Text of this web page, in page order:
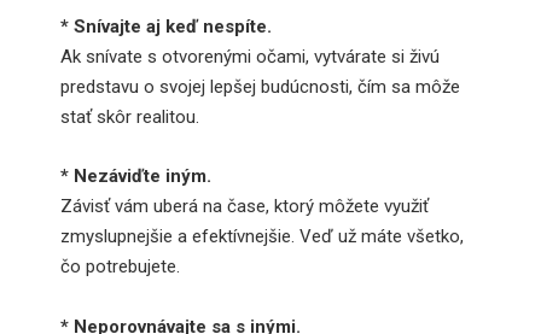
* Snívajte aj keď nespíte.
Ak snívate s otvorenými očami, vytvárate si živú
predstavu o svojej lepšej budúcnosti, čím sa môže
stať skôr realitou.
* Nezáviďte iným.
Závisť vám uberá na čase, ktorý môžete využiť
zmyslupnejšie a efektívnejšie. Veď už máte všetko,
čo potrebujete.
* Neporovnávajte sa s inými.